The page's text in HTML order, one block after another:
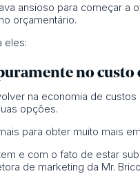
ansioso para começar a
orçamentário.
eles:
no custo
na economia de
opções.
para obter muito mais
e com o fato de estar
de marketing da Mr.